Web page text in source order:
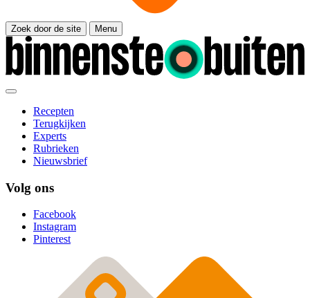
Zoek door de site Menu
Recepten
Terugkijken
Experts
Rubrieken
Nieuwsbrief
Volg ons
Facebook
Instagram
Pinterest